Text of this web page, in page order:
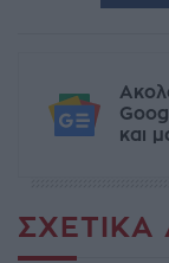
και
ΣΧΕΤΙΚΆ